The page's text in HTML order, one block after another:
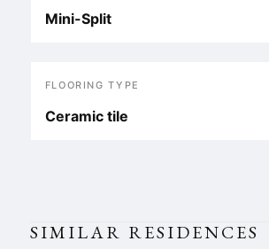
Mini-Split
FLOORING TYPE
Ceramic tile
SIMILAR RESIDENCES